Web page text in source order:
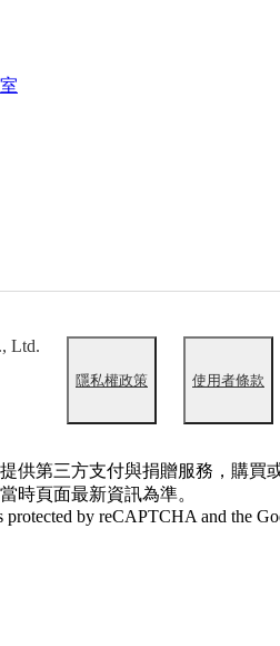
Ltd.
隱私權政策 使用者條款
供第三方支付與捐贈服務，購買
時頁面最新資訊為準。
protected by reCAPTCHA and the